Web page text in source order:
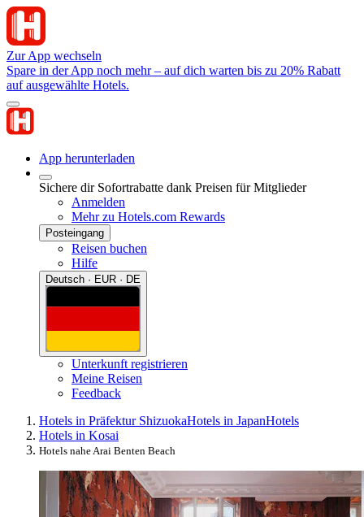
Zur App wechseln
Spare in der App noch mehr – auf dich warten bis zu 20% Rabatt
auf ausgewählte Hotels.
App herunterladen
Sichere dir Sofortrabatte dank Preisen für Mitglieder
Anmelden
Mehr zu Hotels.com Rewards
Posteingang
Reisen buchen
Hilfe
Deutsch · EUR · DE
Unterkunft registrieren
Meine Reisen
Feedback
Hotels in Präfektur ShizuokaHotels in JapanHotels
Hotels in Kosai
Hotels nahe Arai Benten Beach